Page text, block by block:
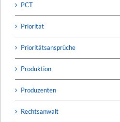
PCT
Priorität
Prioritätsansprüche
Produktion
Produzenten
Rechtsanwalt